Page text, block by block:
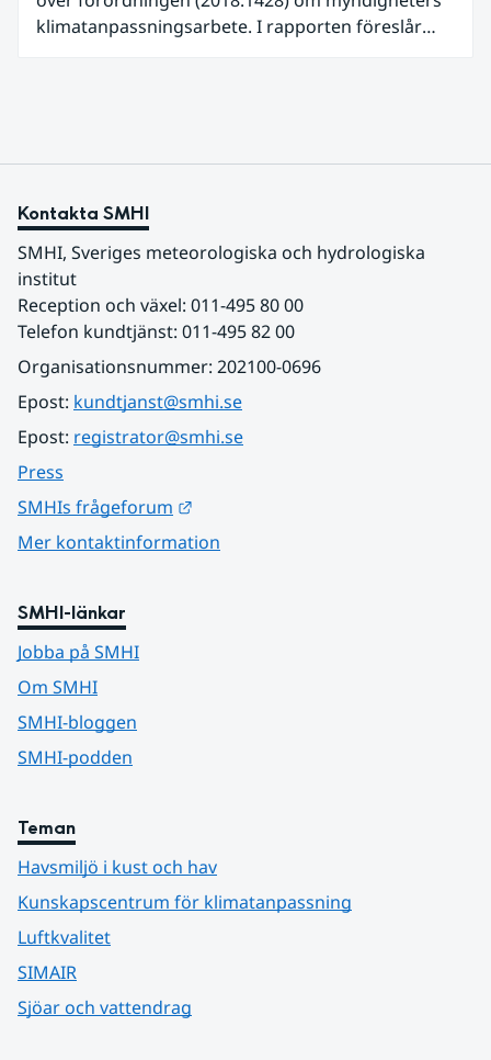
klimatanpassningsarbete. I rapporten föreslår
Kontakta SMHI
SMHI, Sveriges meteorologiska och hydrologiska
institut
Reception och växel: 011-495 80 00
Telefon kundtjänst: 011-495 82 00
Organisationsnummer: 202100-0696
Epost: kundtjanst@smhi.se
Epost: registrator@smhi.se
Press
SMHIs frågeforum
Mer kontaktinformation
SMHI-länkar
Jobba på SMHI
Om SMHI
SMHI-bloggen
SMHI-podden
Teman
Havsmiljö i kust och hav
Kunskapscentrum för klimatanpassning
Luftkvalitet
SIMAIR
Sjöar och vattendrag